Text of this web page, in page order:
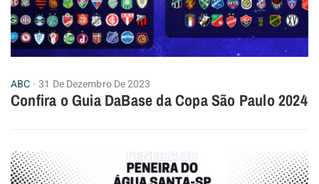
ABC 31 De Dezembro De 2023
Confira o Guia DaBase da Copa São Paulo 2024